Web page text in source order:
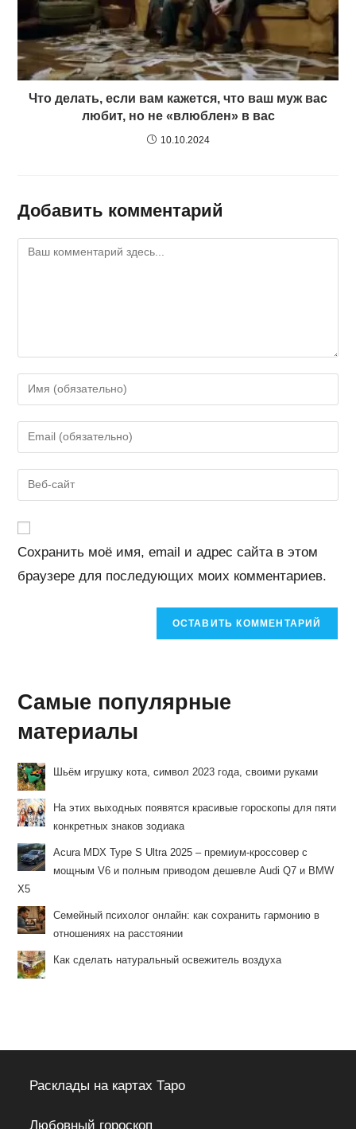
Что делать, если вам кажется, что ваш муж вас
любит, но не «влюблен» в вас
10.10.2024
Добавить комментарий
Комментарий
Введите
свое
имя
или
пользователя,
чтобы
прокомментировать
Введите
свой
email-
адрес,
Введите
URL
веб-
сайта
(необязательно)
Сохранить моё имя, email и адрес сайта в этом
браузере для последующих моих комментариев.
Самые популярные
материалы
Шьём игрушку кота, символ 2023 года, своими руками
На этих выходных появятся красивые гороскопы для пяти
конкретных знаков зодиака
Acura MDX Type S Ultra 2025 – премиум-кроссовер с
мощным V6 и полным приводом дешевле Audi Q7 и BMW
X5
Семейный психолог онлайн: как сохранить гармонию в
отношениях на расстоянии
Как сделать натуральный освежитель воздуха
Расклады на картах Таро
Любовный гороскоп